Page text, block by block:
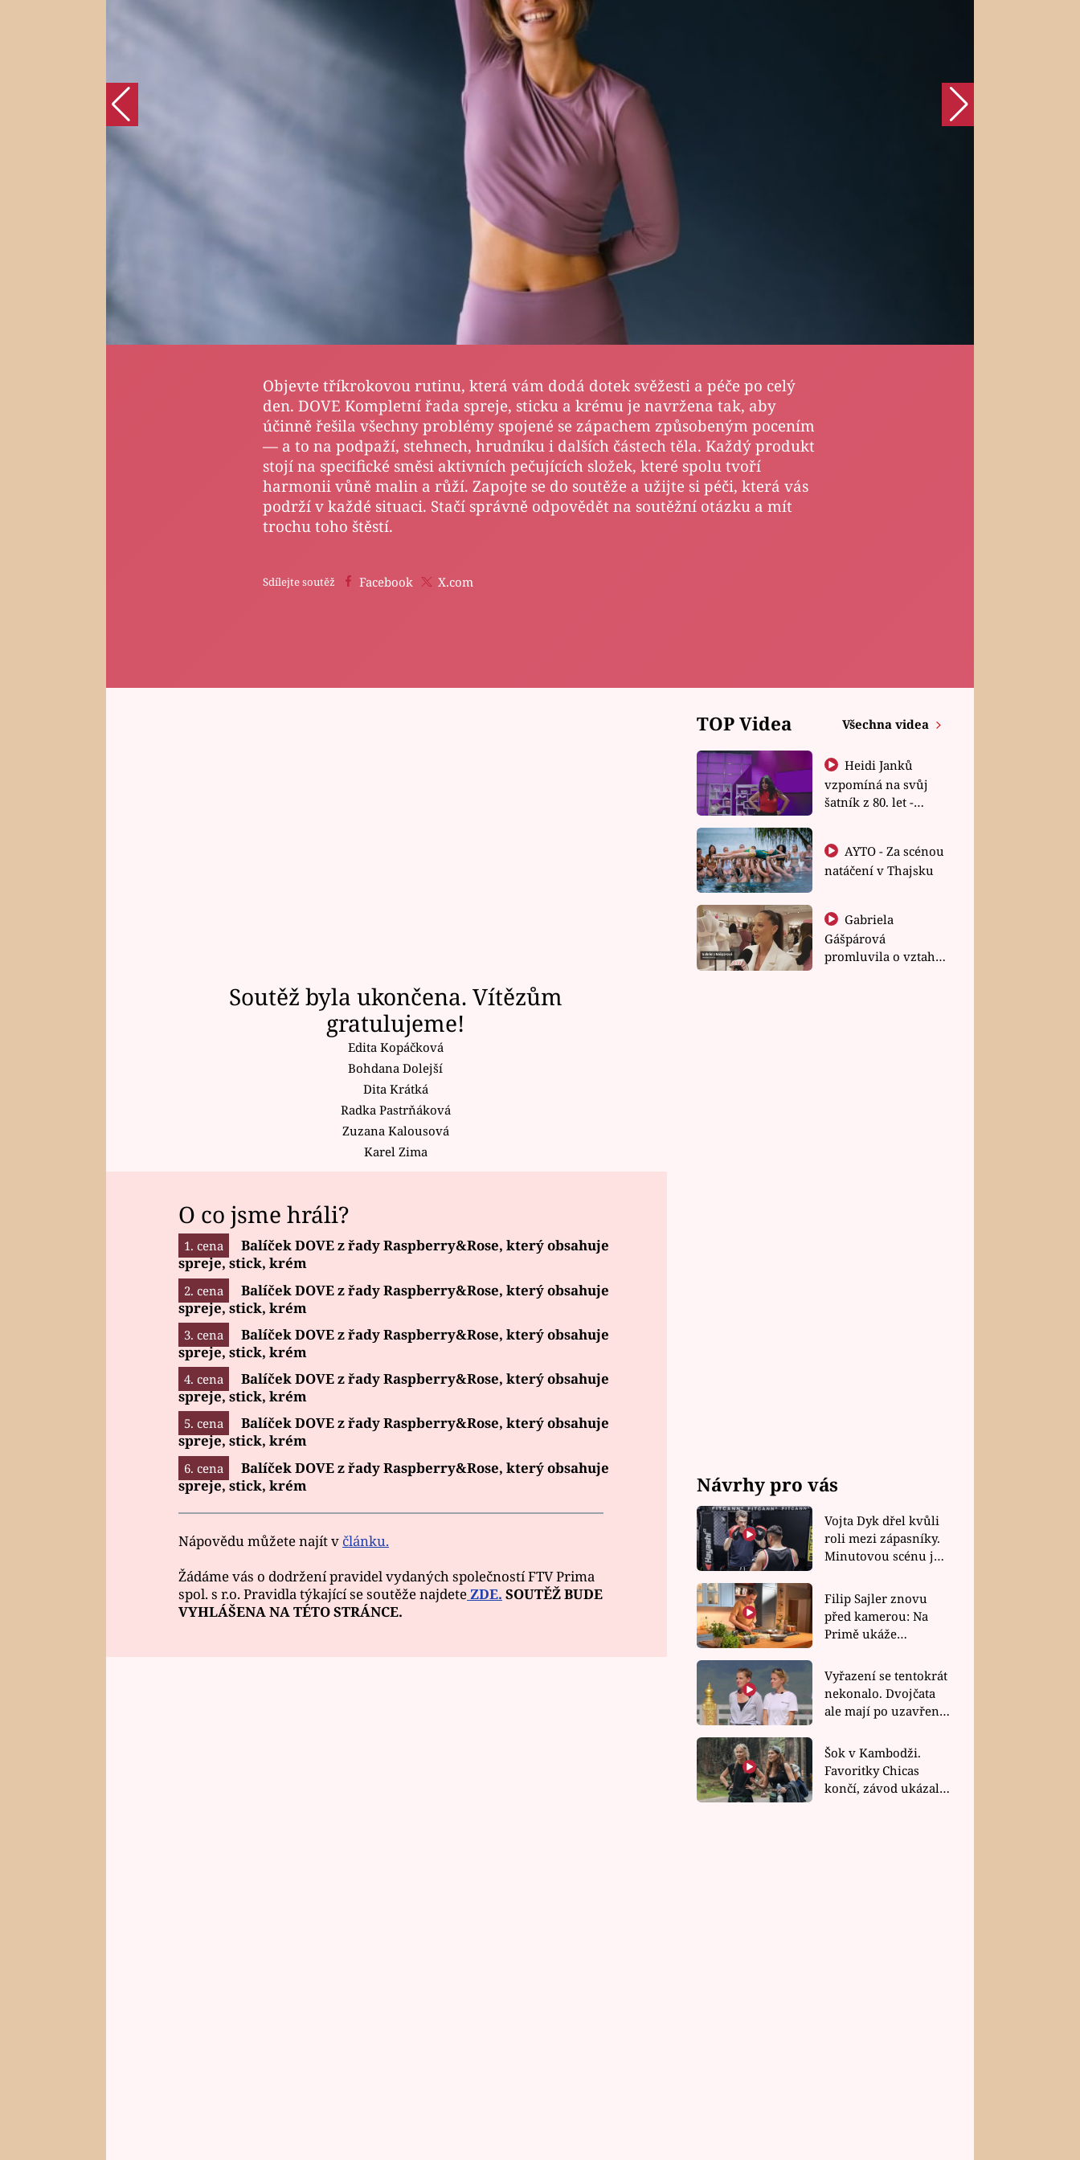
Objevte tříkrokovou rutinu, která vám dodá dotek svěžesti a péče po celý
den. DOVE Kompletní řada spreje, sticku a krému je navržena tak, aby
účinně řešila všechny problémy spojené se zápachem způsobeným pocením
— a to na podpaží, stehnech, hrudníku i dalších částech těla. Každý produkt
stojí na specifické směsi aktivních pečujících složek, které spolu tvoří
harmonii vůně malin a růží. Zapojte se do soutěže a užijte si péči, která vás
podrží v každé situaci. Stačí správně odpovědět na soutěžní otázku a mít
trochu toho štěstí.
Sdílejte soutěž Facebook X.com
Soutěž byla ukončena. Vítězům
gratulujeme!
Edita Kopáčková
Bohdana Dolejší
Dita Krátká
Radka Pastrňáková
Zuzana Kalousová
Karel Zima
O co jsme hráli?
Balíček DOVE z řady Raspberry&Rose, který obsahuje
spreje, stick, krém
Balíček DOVE z řady Raspberry&Rose, který obsahuje
spreje, stick, krém
Balíček DOVE z řady Raspberry&Rose, který obsahuje
spreje, stick, krém
Balíček DOVE z řady Raspberry&Rose, který obsahuje
spreje, stick, krém
Balíček DOVE z řady Raspberry&Rose, který obsahuje
spreje, stick, krém
Balíček DOVE z řady Raspberry&Rose, který obsahuje
spreje, stick, krém
Nápovědu můžete najít v článku.
Žádáme vás o dodržení pravidel vydaných společností FTV Prima
spol. s r.o. Pravidla týkající se soutěže najdeteZDE. SOUTĚŽ BUDE
VYHLÁŠENA NA TÉTO STRÁNCE.
TOP Videa Všechna videa
vzpomíná na svůj
šatník z 80. let -
natáčení v Thajsku
Gášpárová
promluvila o vztahu
Návrhy pro vás
Vojta Dyk dřel kvůli
roli mezi zápasníky.
Minutovou scénu jel
Filip Sajler znovu
před kamerou: Na
Primě ukáže
rychlé recepty
Vyřazení se tentokrát
nekonalo. Dvojčata
ale mají po uzavření
nůž na krku
Šok v Kambodži.
Favoritky Chicas
končí, závod ukázal